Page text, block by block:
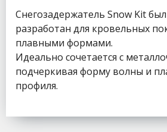
Снегозадержатель Snow Kit
разработан для кровельных
плавными формами.
Идеально сочетается с
подчеркивая форму волны и
профиля.